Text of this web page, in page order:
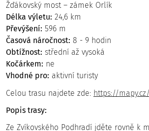
Žďákovský most – zámek Orlík
Délka výletu: 24,6 km
Převýšení: 596 m
Časová náročnost: 8 - 9 hodin
Obtížnost: střední až vysoká
Kočárkem: ne
Vhodné pro: aktivní turisty
Celou trasu najdete zde: https://
Popis trasy:
Ze Zvíkovského Podhradí jděte rovně k